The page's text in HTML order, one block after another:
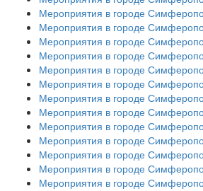
Мероприятия в городе
Мероприятия в городе
Мероприятия в городе
Мероприятия в городе
Мероприятия в городе
Мероприятия в городе
Мероприятия в городе
Мероприятия в городе
Мероприятия в городе
Мероприятия в городе
Мероприятия в городе
Мероприятия в городе
Мероприятия в городе